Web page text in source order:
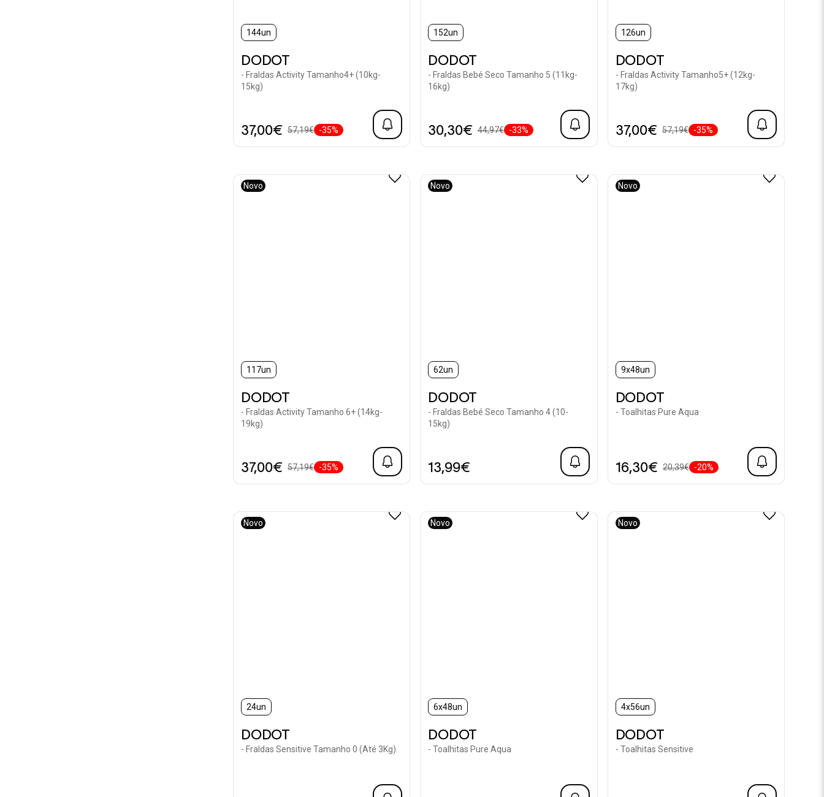
144un
DODOT
- Fraldas Activity Tamanho4+ (10kg-
15kg)
37,00€ 57,19€ -35%
152un
DODOT
- Fraldas Bebé Seco Tamanho 5 (11kg-
16kg)
30,30€ 44,97€ -33%
126un
DODOT
- Fraldas Activity Tamanho5+ (12kg-
17kg)
37,00€ 57,19€ -35%
Novo
117un
DODOT
- Fraldas Activity Tamanho 6+ (14kg-
19kg)
37,00€ 57,19€ -35%
Novo
62un
DODOT
- Fraldas Bebé Seco Tamanho 4 (10-
15kg)
13,99€
Novo
9x48un
DODOT
- Toalhitas Pure Aqua
16,30€ 20,39€ -20%
Novo
24un
DODOT
- Fraldas Sensitive Tamanho 0 (Até 3Kg)
Novo
6x48un
DODOT
- Toalhitas Pure Aqua
Novo
4x56un
DODOT
- Toalhitas Sensitive